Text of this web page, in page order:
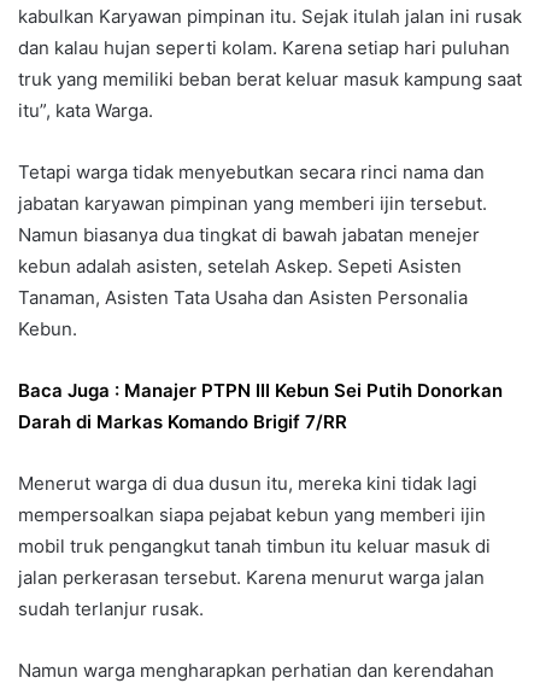
kabulkan Karyawan pimpinan itu. Sejak itulah jalan ini rusak
dan kalau hujan seperti kolam. Karena setiap hari puluhan
truk yang memiliki beban berat keluar masuk kampung saat
itu”, kata Warga.
Tetapi warga tidak menyebutkan secara rinci nama dan
jabatan karyawan pimpinan yang memberi ijin tersebut.
Namun biasanya dua tingkat di bawah jabatan menejer
kebun adalah asisten, setelah Askep. Sepeti Asisten
Tanaman, Asisten Tata Usaha dan Asisten Personalia
Kebun.
Baca Juga : Manajer PTPN III Kebun Sei Putih Donorkan
Darah di Markas Komando Brigif 7/RR
Menerut warga di dua dusun itu, mereka kini tidak lagi
mempersoalkan siapa pejabat kebun yang memberi ijin
mobil truk pengangkut tanah timbun itu keluar masuk di
jalan perkerasan tersebut. Karena menurut warga jalan
sudah terlanjur rusak.
Namun warga mengharapkan perhatian dan kerendahan